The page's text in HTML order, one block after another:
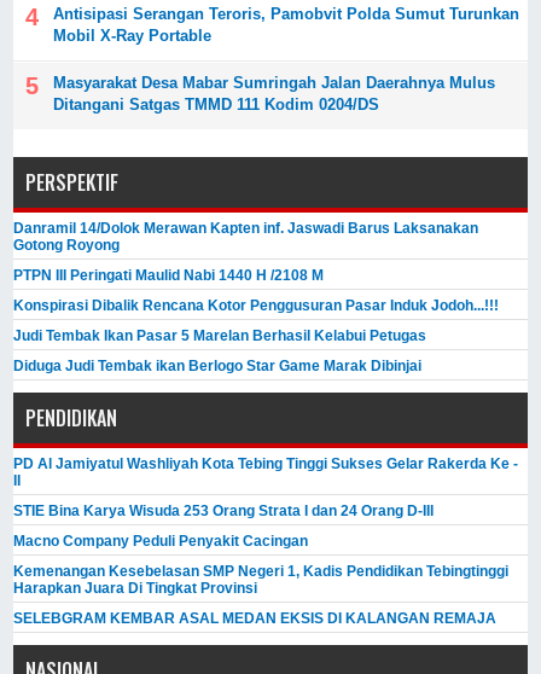
Antisipasi Serangan Teroris, Pamobvit Polda Sumut Turunkan
Mobil X-Ray Portable
Masyarakat Desa Mabar Sumringah Jalan Daerahnya Mulus
Ditangani Satgas TMMD 111 Kodim 0204/DS
PERSPEKTIF
Danramil 14/Dolok Merawan Kapten inf. Jaswadi Barus Laksanakan
Gotong Royong
PTPN III Peringati Maulid Nabi 1440 H /2108 M
Konspirasi Dibalik Rencana Kotor Penggusuran Pasar Induk Jodoh...!!!
Judi Tembak Ikan Pasar 5 Marelan Berhasil Kelabui Petugas
Diduga Judi Tembak ikan Berlogo Star Game Marak Dibinjai
PENDIDIKAN
PD Al Jamiyatul Washliyah Kota Tebing Tinggi Sukses Gelar Rakerda Ke -
II
STIE Bina Karya Wisuda 253 Orang Strata I dan 24 Orang D-III
Macno Company Peduli Penyakit Cacingan
Kemenangan Kesebelasan SMP Negeri 1, Kadis Pendidikan Tebingtinggi
Harapkan Juara Di Tingkat Provinsi
SELEBGRAM KEMBAR ASAL MEDAN EKSIS DI KALANGAN REMAJA